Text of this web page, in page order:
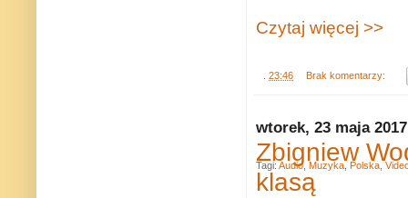
Czytaj więcej >>
23:46 Brak komentarzy:
wtorek, 23 maja 2017
Zbigniew
klasą
Tagi: Audio, Muzyka Polska